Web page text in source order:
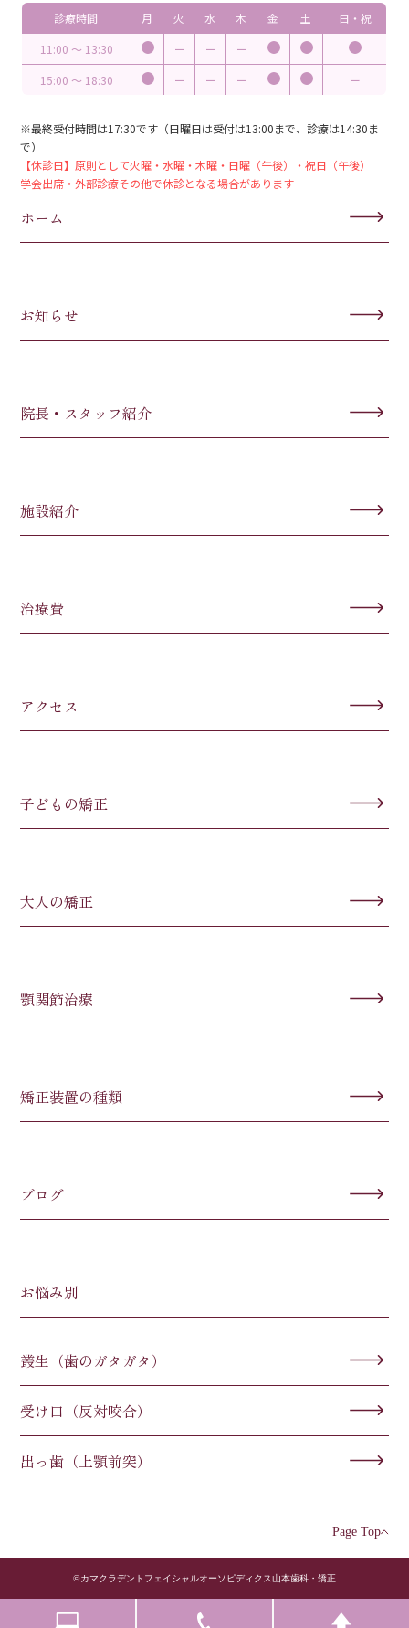
診療時間 月 火 水 木 金 土
日・祝
11:00 〜 13:30
ー ー
ー
15:00 〜 18:30
ー ー ー ー
※最終受付時間は17:30です（日曜日は受付は13:00まで、診療は14:30ま
で）
【休診日】原則として火曜・水曜・木曜・日曜（午後）・祝日（午後）
学会出席・外部診療その他で休診となる場合があります
ホーム
お知らせ
院長・スタッフ紹介
施設紹介
治療費
アクセス
子どもの矯正
大人の矯正
顎関節治療
矯正装置の種類
ブログ
お悩み別
叢生（歯のガタガタ）
受け口（反対咬合）
出っ歯（上顎前突）
Page Top
©カマクラデントフェイシャルオーソピディクス山本歯科・矯正